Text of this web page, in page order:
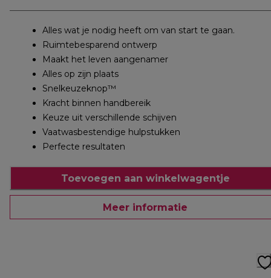
Alles wat je nodig heeft om van start te gaan.
Ruimtebesparend ontwerp
Maakt het leven aangenamer
Alles op zijn plaats
Snelkeuzeknop™
Kracht binnen handbereik
Keuze uit verschillende schijven
Vaatwasbestendige hulpstukken
Perfecte resultaten
Toevoegen aan winkelwagentje
Meer informatie